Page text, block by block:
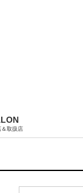
＆取扱店